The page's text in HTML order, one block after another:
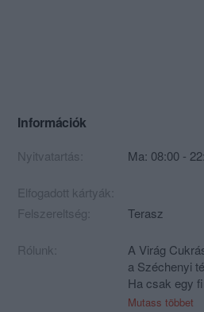
Információk
Nyitvatartás: Ma: 08:00 -
Elfogadott kártyák:
Felszereltség:
Terasz
Rólunk:
A Virág
a Széchenyi
Ha csak egy
térjen be
Mutass többet